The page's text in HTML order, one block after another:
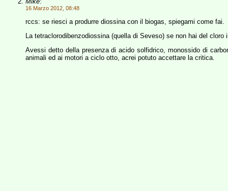
16 Marzo 2012, 08:48
rccs: se riesci a produrre diossina con il biogas, spiegami come fai.
La tetraclorodibenzodiossina (quella di Seveso) se non hai del cloro
Avessi detto della presenza di acido solfidrico, monossido di
animali ed ai motori a ciclo otto, acrei potuto accettare la critica.